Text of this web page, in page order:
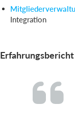
Integration